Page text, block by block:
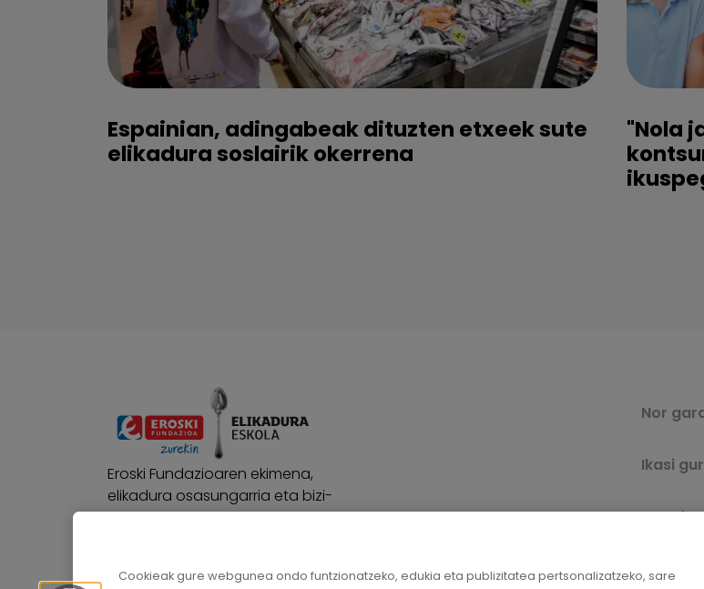
Espainian, adingabeak dituzten etxeek sute
elikadura soslairik okerrena
"Nola
Eroski Fundazioaren ekimena,
elikadura osasungarria eta bizi-
ohitura osasungarriak
Nor
Ikasi
Cookieak gure webgunea ondo funtzionatzeko, edukia eta publizitatea pertsonalizatzeko, sare